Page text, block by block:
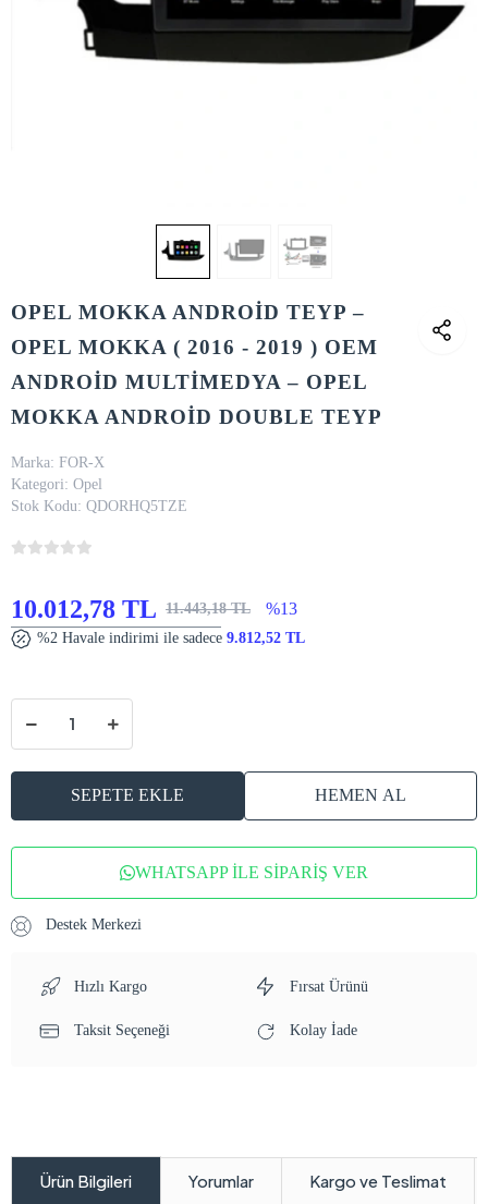
OPEL MOKKA ANDROİD TEYP –
OPEL MOKKA ( 2016 - 2019 ) OEM
ANDROİD MULTİMEDYA – OPEL
MOKKA ANDROİD DOUBLE TEYP
Marka: FOR-X
Kategori: Opel
Stok Kodu: QDORHQ5TZE
10.012,78 TL 11.443,18 TL %13
%2 Havale indirimi ile sadece 9.812,52 TL
SEPETE EKLE HEMEN AL
WHATSAPP İLE SİPARİŞ VER
Destek Merkezi
Hızlı Kargo Fırsat Ürünü
Taksit Seçeneği Kolay İade
Ürün Bilgileri Yorumlar Kargo ve Teslimat